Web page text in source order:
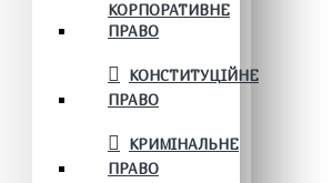
КОРПОРАТИВНЕ
ПРАВО
КОНСТИТУЦІЙНЕ
ПРАВО
КРИМІНАЛЬНЕ
ПРАВО